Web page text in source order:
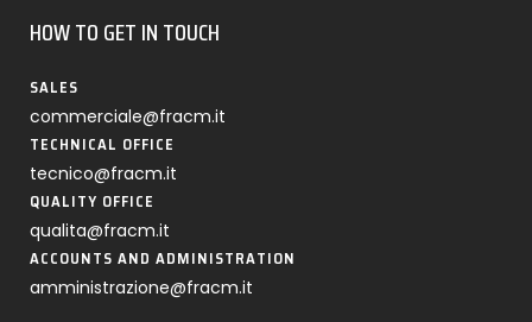
HOW TO GET IN TOUCH
SALES
commerciale@fracm.it
TECHNICAL OFFICE
tecnico@fracm.it
QUALITY OFFICE
qualita@fracm.it
ACCOUNTS AND ADMINISTRATION
amministrazione@fracm.it